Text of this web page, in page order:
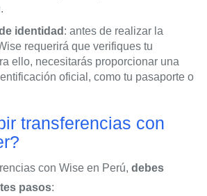
identidad : antes de realizar la
requerirá que verifiques tu
ello, necesitarás proporcionar una
oficial, como tu pasaporte o
transferencias con
con Wise en Perú, debes
pasos: